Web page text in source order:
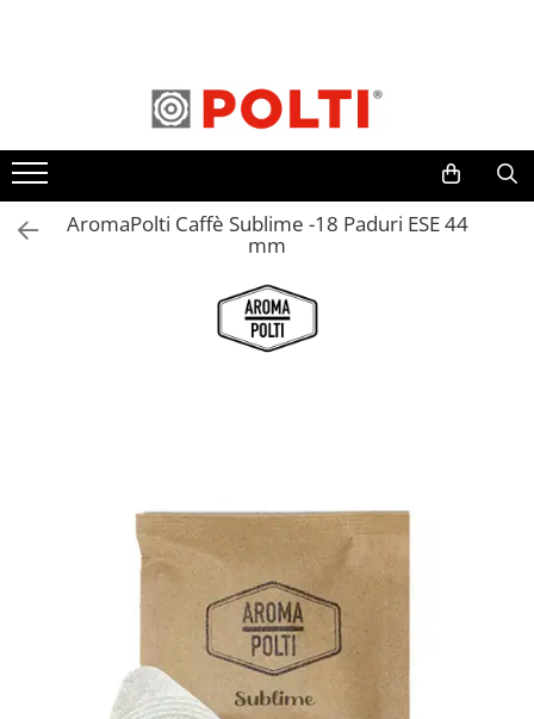
Aparate Medicale
Aspiratoare profesionale
Aspiratoare cu abur
Aspiratoare cu spălare
Mese de calcat profesionale
Statii de calcat cu boiler
Statii de calcat profesionale
Cafea și espressoare
AromaPolti Caffè Sublime -18 Paduri ESE 44
mm